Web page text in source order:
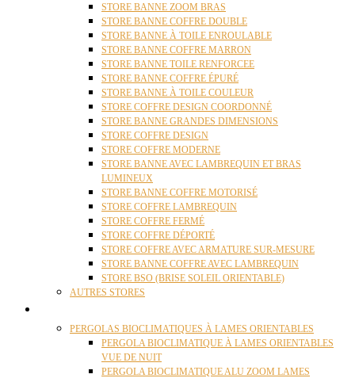
STORE BANNE ZOOM BRAS
STORE BANNE COFFRE DOUBLE
STORE BANNE À TOILE ENROULABLE
STORE BANNE COFFRE MARRON
STORE BANNE TOILE RENFORCEE
STORE BANNE COFFRE ÉPURÉ
STORE BANNE À TOILE COULEUR
STORE COFFRE DESIGN COORDONNÉ
STORE BANNE GRANDES DIMENSIONS
STORE COFFRE DESIGN
STORE COFFRE MODERNE
STORE BANNE AVEC LAMBREQUIN ET BRAS
LUMINEUX
STORE BANNE COFFRE MOTORISÉ
STORE COFFRE LAMBREQUIN
STORE COFFRE FERMÉ
STORE COFFRE DÉPORTÉ
STORE COFFRE AVEC ARMATURE SUR-MESURE
STORE BANNE COFFRE AVEC LAMBREQUIN
STORE BSO (BRISE SOLEIL ORIENTABLE)
AUTRES STORES
PERGOLAS BIOCLIMATIQUES À LAMES ORIENTABLES
PERGOLA BIOCLIMATIQUE À LAMES ORIENTABLES
VUE DE NUIT
PERGOLA BIOCLIMATIQUE ALU ZOOM LAMES